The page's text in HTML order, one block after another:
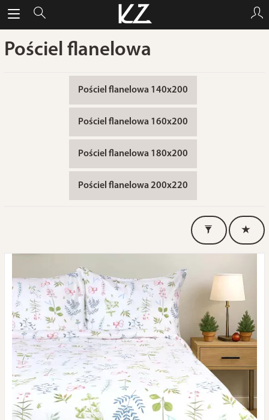
Pościel flanelowa
Pościel flanelowa 140x200
Pościel flanelowa 160x200
Pościel flanelowa 180x200
Pościel flanelowa 200x220